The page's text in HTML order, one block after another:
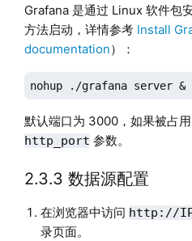
Grafana 是通过 Linux 软件包
方法启动，详情参考 Install
documentation）：
nohup ./grafana server &
默认端口为 3000，如果被占
http_port 参数。
2.3.3 数据源配置
在浏览器中访问 http://
录页面。